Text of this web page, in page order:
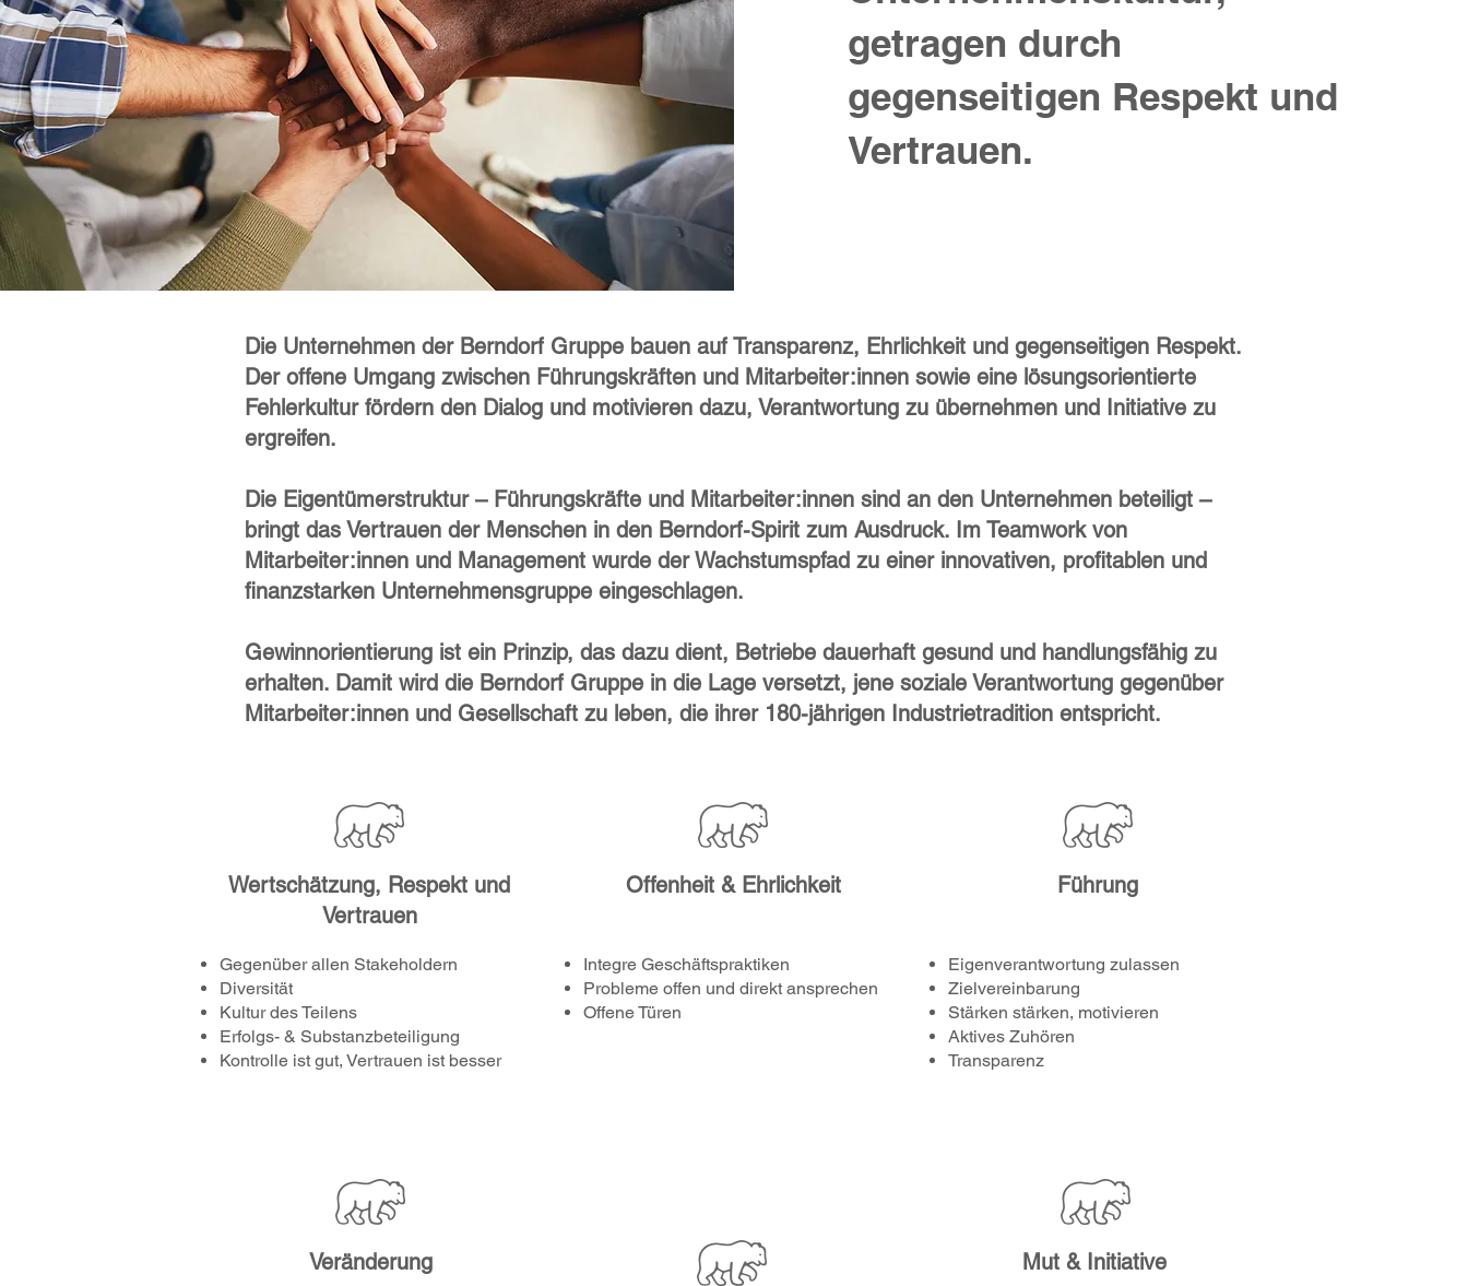
getragen durch
gegenseitigen Respekt und
Vertrauen.
Die Unternehmen der Berndorf Gruppe bauen auf Transparenz, Ehrlichkeit und gegenseitigen Respekt.
Der offene Umgang zwischen Führungskräften und Mitarbeiter:innen sowie eine lösungsorientierte
Fehlerkultur fördern den Dialog und motivieren dazu, Verantwortung zu übernehmen und Initiative zu
ergreifen.
Die Eigentümerstruktur – Führungskräfte und Mitarbeiter:innen sind an den Unternehmen beteiligt –
bringt das Vertrauen der Menschen in den Berndorf-Spirit zum Ausdruck. Im Teamwork von
Mitarbeiter:innen und Management wurde der Wachstumspfad zu einer innovativen, profitablen und
finanzstarken Unternehmensgruppe eingeschlagen.
Gewinnorientierung ist ein Prinzip, das dazu dient, Betriebe dauerhaft gesund und handlungsfähig zu
erhalten. Damit wird die Berndorf Gruppe in die Lage versetzt, jene soziale Verantwortung gegenüber
Mitarbeiter:innen und Gesellschaft zu leben, die ihrer 180-jährigen Industrietradition entspricht.
Wertschätzung, Respekt und
Vertrauen
Gegenüber allen Stakeholdern
Diversität
Kultur des Teilens
Erfolgs- & Substanzbeteiligung
Kontrolle ist gut, Vertrauen ist besser
Offenheit & Ehrlichkeit
Integre Geschäftspraktiken
Probleme offen und direkt ansprechen
Offene Türen
Führung
Eigenverantwortung zulassen
Zielvereinbarung
Stärken stärken, motivieren
Aktives Zuhören
Transparenz
Veränderung Mut & Initiative